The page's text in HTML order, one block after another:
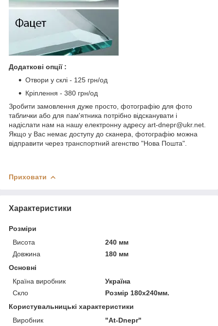
Додаткові опції :
Отвори у склі - 125 грн/од
Кріплення - 380 грн/од
Зробити замовлення дуже просто, фотографію для фото
таблички або для пам'ятника потрібно відсканувати і
надіслати нам на нашу електронну адресу art-dnepr@ukr.net.
Якщо у Вас немає доступу до сканера, фотографію можна
відправити через транспортний агенство "Нова Пошта".
Приховати
Характеристики
Розміри
Висота
240 мм
Довжина
180 мм
Основні
Країна виробник
Україна
Скло
Розмір 180х240мм.
Користувальницькі характеристики
Виробник
"At-Dnepr"